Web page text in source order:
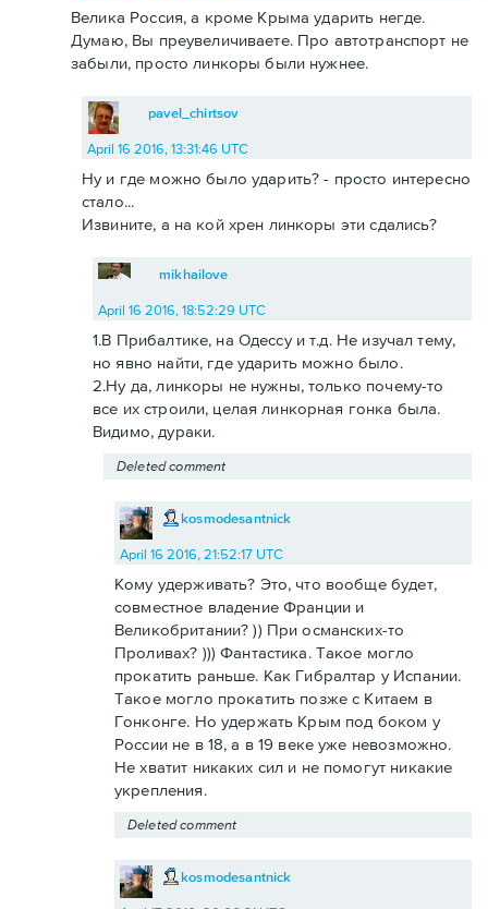
Велика Россия, а кроме Крыма ударить негде.
Думаю, Вы преувеличиваете. Про автотранспорт не
забыли, просто линкоры были нужнее.
pavel_chirtsov
April 16 2016, 13:31:46 UTC
Ну и где можно было ударить? - просто интересно
стало...
Извините, а на кой хрен линкоры эти сдались?
mikhailove
April 16 2016, 18:52:29 UTC
1.В Прибалтике, на Одессу и т.д. Не изучал тему,
но явно найти, где ударить можно было.
2.Ну да, линкоры не нужны, только почему-то
все их строили, целая линкорная гонка была.
Видимо, дураки.
Deleted comment
kosmodesantnick
April 16 2016, 21:52:17 UTC
Кому удерживать? Это, что вообще будет,
совместное владение Франции и
Великобритании? )) При османских-то
Проливах? ))) Фантастика. Такое могло
прокатить раньше. Как Гибралтар у Испании.
Такое могло прокатить позже с Китаем в
Гонконге. Но удержать Крым под боком у
России не в 18, а в 19 веке уже невозможно.
Не хватит никаких сил и не помогут никакие
укрепления.
Deleted comment
kosmodesantnick